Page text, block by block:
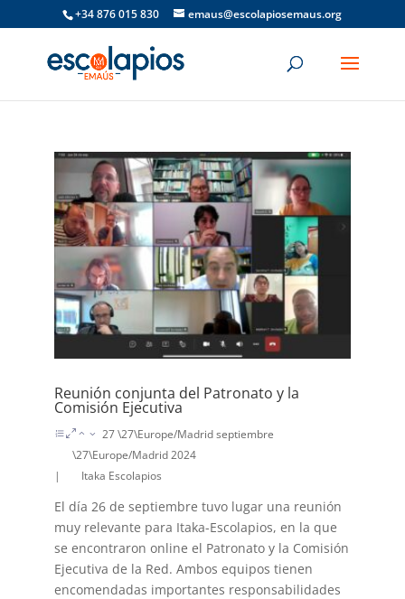
+34 876 015 830 emaus@escolapiosemaus.org
Reunión conjunta del Patronato y la
Comisión Ejecutiva
27 \27\Europe/Madrid septiembre
\27\Europe/Madrid 2024
|
Itaka Escolapios
El día 26 de septiembre tuvo lugar una reunión
muy relevante para Itaka-Escolapios, en la que
se encontraron online el Patronato y la Comisión
Ejecutiva de la Red. Ambos equipos tienen
encomendadas importantes responsabilidades